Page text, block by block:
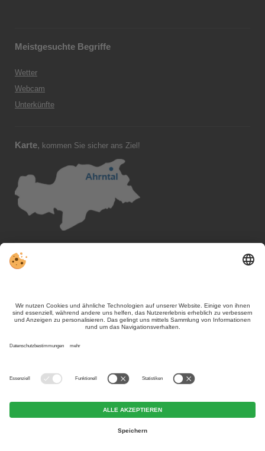
Meistgesuchte Begriffe
Wetter
Webcam
Unterkünfte
Karte, kommen Sie sicher ans Ziel!
Folgen Sie uns
Kontakt / Impressum-Datenschutz
Sitemap
Individuelle Cookie-Einstellungen
Trotz genauer Arbeit und ständigem Aktualisieren der Inhalte, können
sicherheitshalber nochmals beim Veranstalter vor Ort über die